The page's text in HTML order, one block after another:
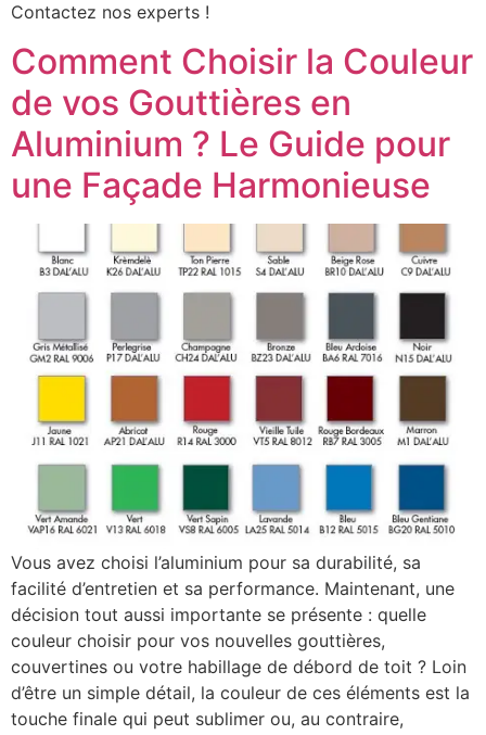
Contactez nos experts !
Comment Choisir la Couleur
de vos Gouttières en
Aluminium ? Le Guide pour
une Façade Harmonieuse
Vous avez choisi l’aluminium pour sa durabilité, sa
facilité d’entretien et sa performance. Maintenant, une
décision tout aussi importante se présente : quelle
couleur choisir pour vos nouvelles gouttières,
couvertines ou votre habillage de débord de toit ? Loin
d’être un simple détail, la couleur de ces éléments est la
touche finale qui peut sublimer ou, au contraire,